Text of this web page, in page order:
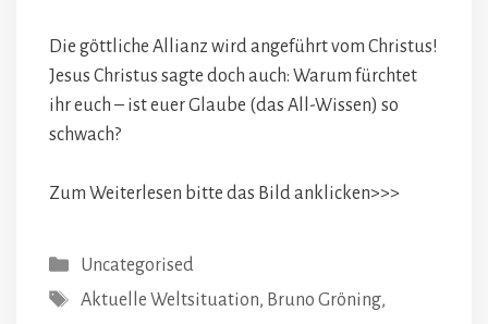
Die göttliche Allianz wird angeführt vom Christus!
Jesus Christus sagte doch auch: Warum fürchtet
ihr euch – ist euer Glaube (das All-Wissen) so
schwach?
Zum Weiterlesen bitte das Bild anklicken>>>
Kategorien
Uncategorised
Schlagwörter
Aktuelle Weltsituation, Bruno Gröning,